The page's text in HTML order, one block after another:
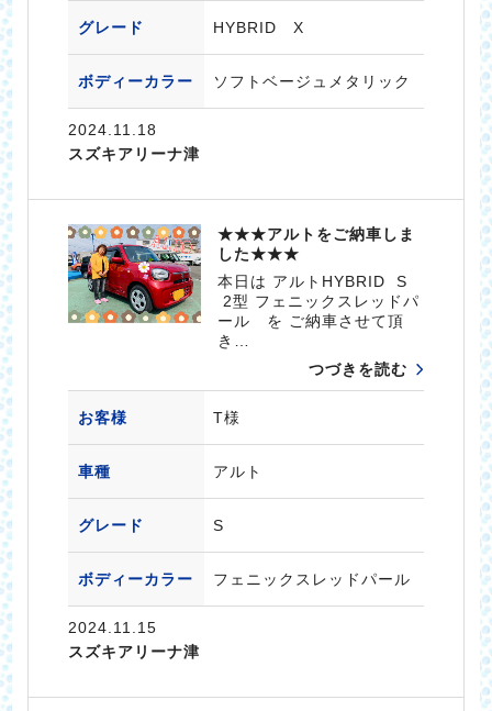
グレード HYBRID X
ボディーカラー ソフトベージュメタリック
2024.11.18
スズキアリーナ津
★★★アルトをご納車しま
した★★★
本日は アルトHYBRID S
2型 フェニックスレッドパ
ール を ご納車させて頂
き…
つづきを読む
お客様 T様
車種 アルト
グレード S
ボディーカラー フェニックスレッドパール
2024.11.15
スズキアリーナ津